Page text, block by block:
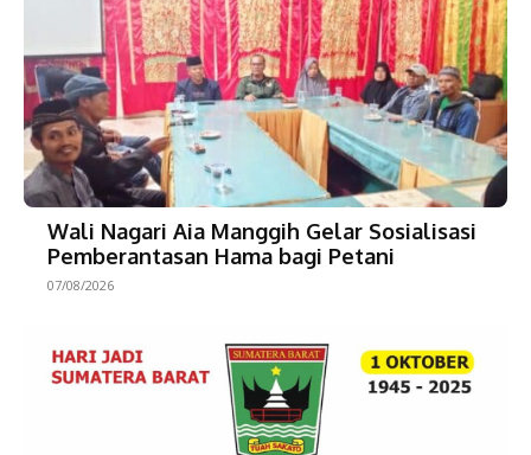
Wali Nagari Aia Manggih Gelar Sosialisasi
Pemberantasan Hama bagi Petani
07/08/2026